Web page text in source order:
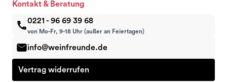
Kontakt & Beratung
0221 - 96 69 39 68
von Mo-Fr, 9-18 Uhr (außer an Feiertagen)
info@weinfreunde.de
Vertrag widerrufen